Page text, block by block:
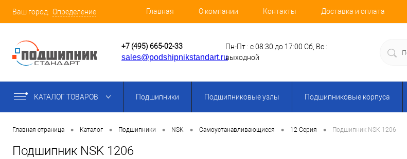
Ваш город: Определение Главная О компании Контакты Доставка и оплата
+7 (495) 665-02-33
sales@podshipnikstandart.ru
Пн-Пт : с 08:30 до 17:00 Сб, Вс :
выходной
КАТАЛОГ ТОВАРОВ Подшипники Подшипниковые узлы Подшипниковые корпуса
Главная страница • Каталог • Подшипники • NSK • Самоустанавливающиеся • 12 Серия • Подшипник NSK 1206
Подшипник NSK 1206